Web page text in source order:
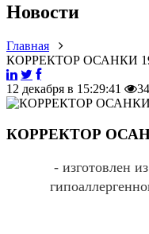
Новости
Главная
КОРРЕКТОР ОСАНКИ
12 декабря в 15:29:41 34
КОРРЕКТОР
- изготовлен